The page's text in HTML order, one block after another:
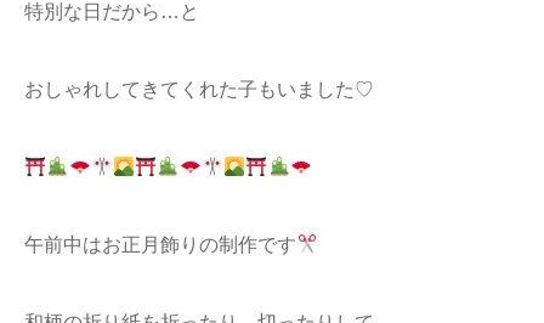
特別な日だから…と
おしゃれしてきてくれた子もいました♡
午前中はお正月飾りの制作です